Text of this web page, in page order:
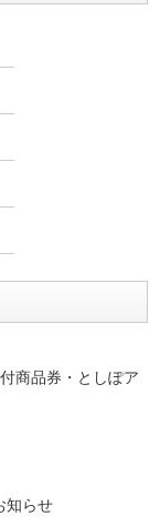
商品券・としぽア
知らせ